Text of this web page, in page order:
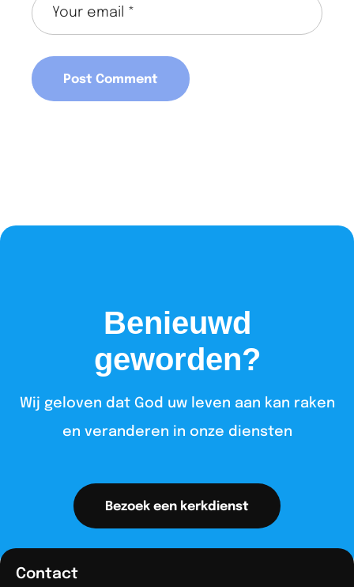
Benieuwd
geworden?
Wij geloven dat God uw leven aan kan raken
en veranderen in onze diensten​
Bezoek een kerkdienst
Contact